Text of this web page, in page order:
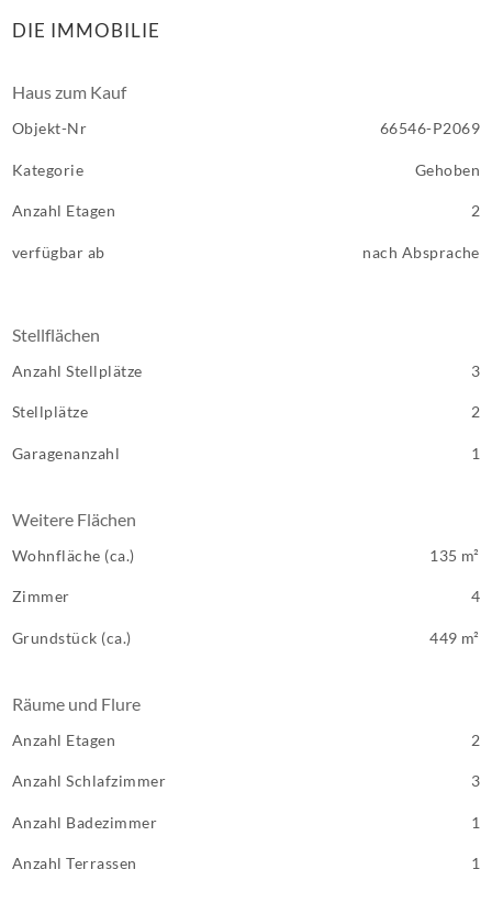
DIE IMMOBILIE
Haus zum Kauf
Objekt-Nr 66546-P2069
Kategorie Gehoben
Anzahl Etagen 2
verfügbar ab nach Absprache
Stellflächen
Anzahl Stellplätze 3
Stellplätze 2
Garagenanzahl 1
Weitere Flächen
Wohnfläche (ca.) 135 m²
Zimmer 4
Grundstück (ca.) 449 m²
Räume und Flure
Anzahl Etagen 2
Anzahl Schlafzimmer 3
Anzahl Badezimmer 1
Anzahl Terrassen 1